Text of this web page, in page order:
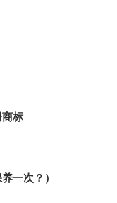
商标
一次？）